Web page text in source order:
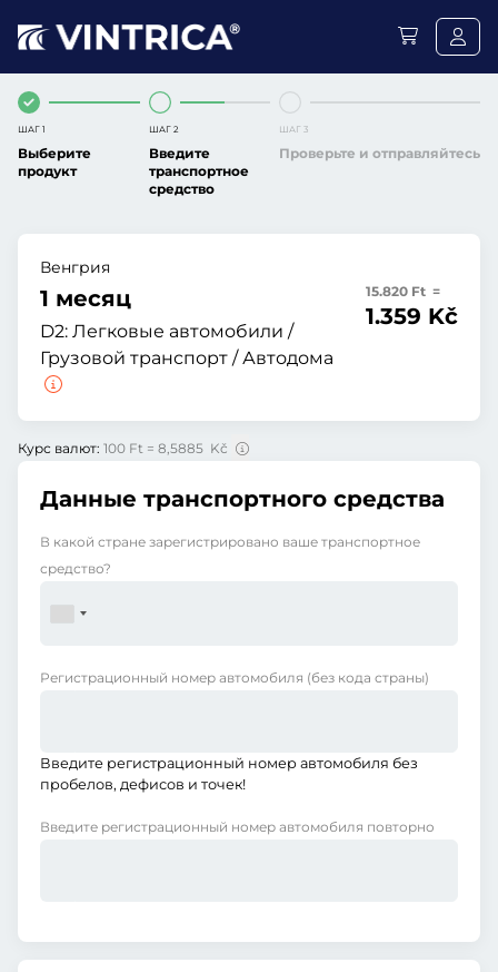
ШАГ 1
Выберите
продукт
ШАГ 2
Введите
транспортное
средство
ШАГ 3
Проверьте и отправляйтесь
Венгрия
1 месяц
D2: Легковые автомобили /
Грузовой транспорт / Автодома
15.820 Ft =
1.359 Kč
Курс валют: 100 Ft = 8,5885 Kč
Данные транспортного средства
В какой стране зарегистрировано ваше транспортное
средство?
Регистрационный номер автомобиля (без кода страны)
Введите регистрационный номер автомобиля без
пробелов, дефисов и точек!
Введите регистрационный номер автомобиля повторно